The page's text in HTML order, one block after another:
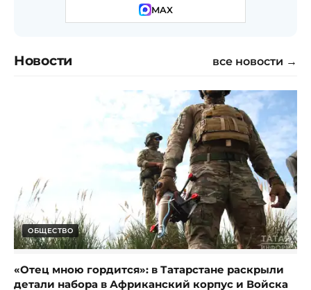
MAX
Новости все новости →
ОБЩЕСТВО
«Отец мною гордится»: в Татарстане раскрыли
детали набора в Африканский корпус и Войска